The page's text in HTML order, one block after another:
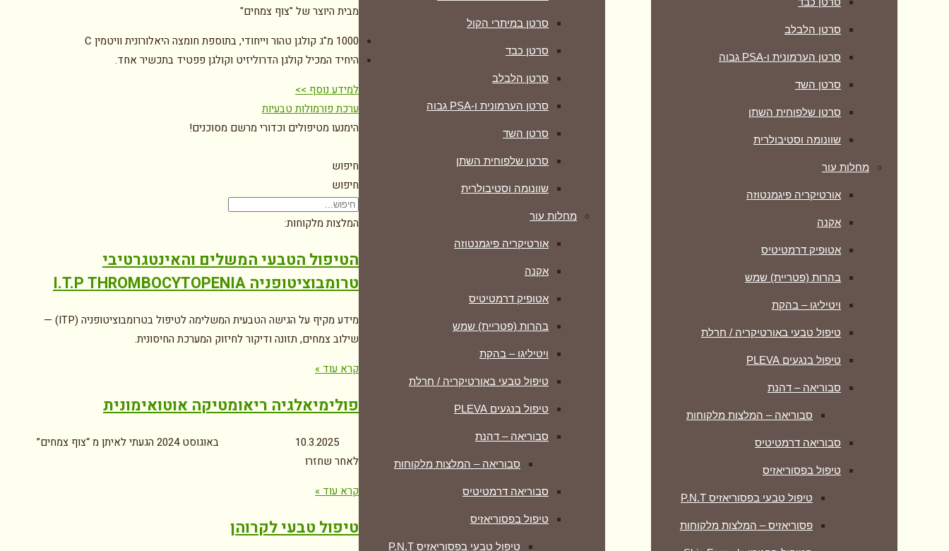
סרטן הלבלב
סרטן הערמונית ו-PSA גבוה
סרטן השד
סרטן שלפוחית השתן
שוונומה וסטיבולרית
מחלות עור
אורטיקריה פיגמנטוזה
אקנה
אטופיק דרמטיטיס
בהרות (פטריית) שמש
ויטיליגו – בהקת
טיפול טבעי באורטיקריה / חרלת
טיפול בנגעים PLEVA
סבוריאה – דהנת
סבוריאה – המלצות מלקוחות
סבוריאה דרמטיטיס
טיפול בפסוריאזיס
טיפול טבעי בפסוריאזיס P.N.T
פסוריאזיס – המלצות מלקוחות
סרטן במיתרי הקול
סרטן כבד
סרטן הלבלב
סרטן הערמונית ו-PSA גבוה
סרטן השד
סרטן שלפוחית השתן
שוונומה וסטיבולרית
מחלות עור
אורטיקריה פיגמנטוזה
אקנה
אטופיק דרמטיטיס
בהרות (פטריית) שמש
ויטיליגו – בהקת
טיפול טבעי באורטיקריה / חרלת
טיפול בנגעים PLEVA
סבוריאה – דהנת
סבוריאה – המלצות מלקוחות
סבוריאה דרמטיטיס
טיפול בפסוריאזיס
טיפול טבעי בפסוריאזיס P.N.T
מבית היוצר של "צוף צמחים"
1000 מ"ג קולגן טהור וייחודי, בתוספת חומצה היאלורונית וויטמין C
היחיד המכיל קולגן הדרוליזיט וקולגן פפטיד בתכשיר אחד.
למידע נוסף >>
ערכת פורמולות טבעיות
הימנעו מטיפולים וכדורי מרשם מסוכנים!
חיפוש
חיפוש
המלצות מלקוחות:
הטיפול הטבעי המשלים והאינטגרטיבי
טרומבוציטופניה I.T.P THROMBOCYTOPENIA
מידע מקיף על הגישה הטבעית המשלימה לטיפול בטרומבוציטופניה (ITP) —
שילוב צמחים, תזונה ודיקור לחיזוק המערכת החיסונית.
קרא עוד »
פולימיאלגיה ריאומטיקה אוטואימונית
10.3.2025 באוגוסט 2024 הגעתי לאיתן מ “צוף צמחים”
לאחר שחזרו
קרא עוד »
טיפול טבעי לקרוהן